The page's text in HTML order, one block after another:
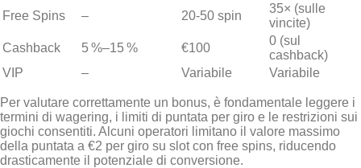
Free Spins
– 20‑50 spin
35× (sulle
vincite)
Cashback
5 %–15 % €100
0 (sul
cashback)
VIP
– Variabile Variabile
Per valutare correttamente un bonus, è fondamentale leggere i
termini di wagering, i limiti di puntata per giro e le restrizioni sui
giochi consentiti. Alcuni operatori limitano il valore massimo
della puntata a €2 per giro su slot con free spins, riducendo
drasticamente il potenziale di conversione.